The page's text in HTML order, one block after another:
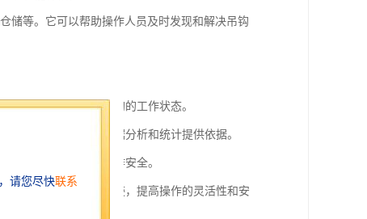
储等。它可以帮助操作人员及时发现和解决吊钩
况，可以随时了解吊钩的工作状态。
等信息，为后续的数据分析和统计提供依据。
相应的措施，保证工作安全。
吊钩的位置和运动轨迹，提高操作的灵活性和安